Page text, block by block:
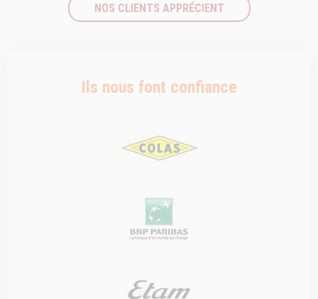
NOS CLIENTS APPRÉCIENT
Ils nous font confiance